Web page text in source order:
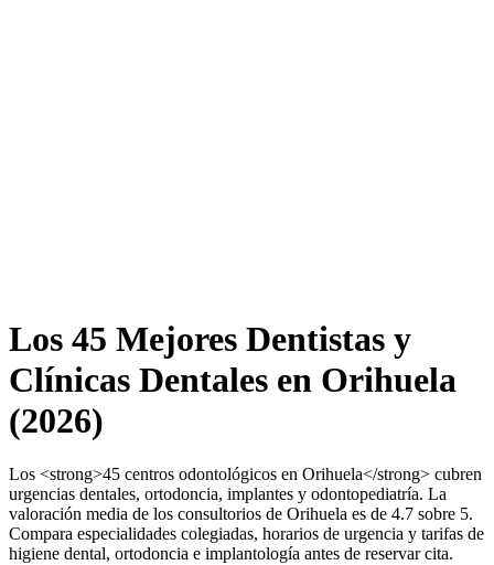
Los 45 Mejores Dentistas y
Clínicas Dentales en Orihuela
(2026)
Los <strong>45 centros odontológicos en Orihuela</strong> cubren
urgencias dentales, ortodoncia, implantes y odontopediatría. La
valoración media de los consultorios de Orihuela es de 4.7 sobre 5.
Compara especialidades colegiadas, horarios de urgencia y tarifas de
higiene dental, ortodoncia e implantología antes de reservar cita.